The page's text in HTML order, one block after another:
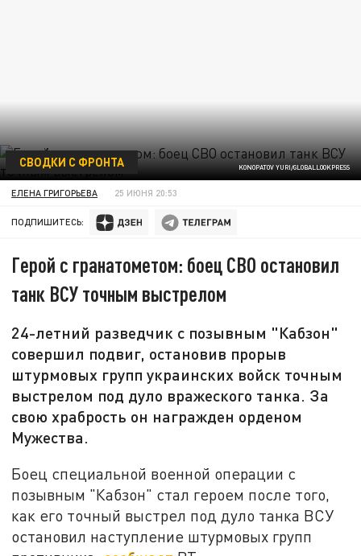
KONOPATOV YURI/GLOBALLOOKPRESS
СВОДКИ С ФРОНТА
ЕЛЕНА ГРИГОРЬЕВА 25 ИЮНЯ 20:53
ПОДПИШИТЕСЬ:
Герой с гранатометом: боец СВО остановил
танк ВСУ точным выстрелом
24-летний разведчик с позывным "Кабзон"
совершил подвиг, остановив прорыв
штурмовых групп украинских войск точным
выстрелом под дуло вражеского танка. За
свою храбрость он награжден орденом
Мужества.
Боец специальной военной операции с
позывным "Кабзон" стал героем после того,
как его точный выстрел под дуло танка ВСУ
остановил наступление штурмовых групп